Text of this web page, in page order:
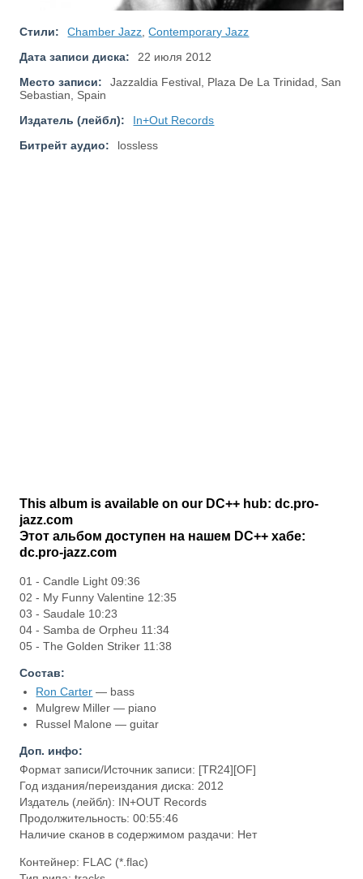
Стили: Chamber Jazz ,Contemporary Jazz
Дата записи диска:
22 июля 2012
Место записи:
Jazzaldia Festival, Plaza De La Trinidad, San
Sebastian, Spain
Издатель (лейбл):
In+Out Records
Битрейт аудио:
lossless
This album is available on our DC++ hub: dc.pro-
jazz.com
Этот альбом доступен на нашем DC++ хабе:
dc.pro-jazz.com
01 - Candle Light 09:36
02 - My Funny Valentine 12:35
03 - Saudale 10:23
04 - Samba de Orpheu 11:34
05 - The Golden Striker 11:38
Состав:
Ron Carter — bass
Mulgrew Miller — piano
Russel Malone — guitar
Доп. инфо:
Формат записи/Источник записи: [TR24][OF]
Год издания/переиздания диска: 2012
Издатель (лейбл): IN+OUT Records
Продолжительность: 00:55:46
Наличие сканов в содержимом раздачи: Нет
Контейнер: FLAC (*.flac)